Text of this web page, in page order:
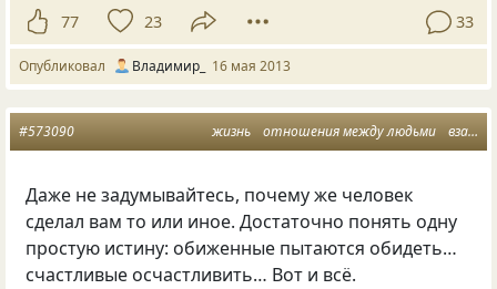
77 23 33
Опубликовал Владимир_ 16 мая 2013
жизнь отношения между людьми взаимосвязь
#573090
Даже не задумывайтесь, почему же человек
сделал вам то или иное. Достаточно понять одну
простую истину: обиженные пытаются обидеть…
счастливые осчастливить… Вот и всё.